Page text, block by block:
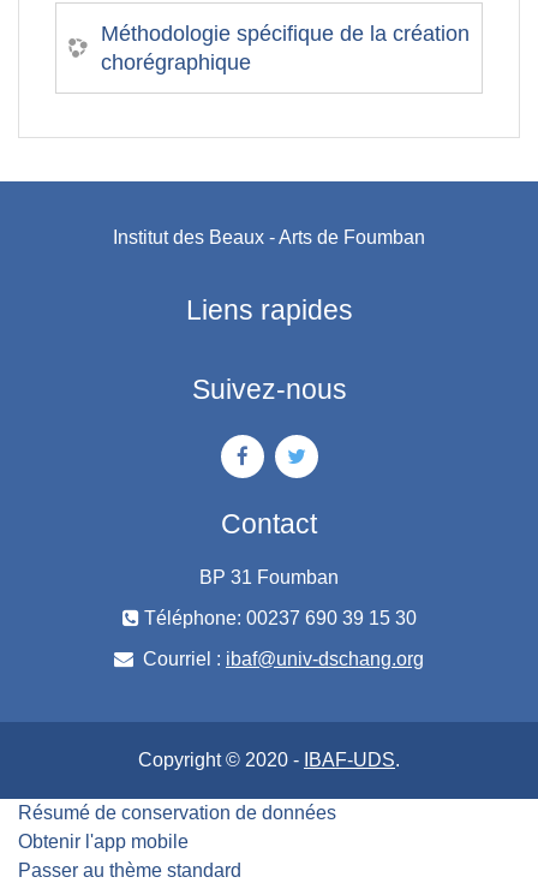
Méthodologie spécifique de la création
chorégraphique
Institut des Beaux - Arts de Foumban
Liens rapides
Suivez-nous
Contact
BP 31 Foumban
Téléphone: 00237 690 39 15 30
Courriel : ibaf@univ-dschang.org
Copyright © 2020 - IBAF-UDS.
Résumé de conservation de données
Obtenir l'app mobile
Passer au thème standard